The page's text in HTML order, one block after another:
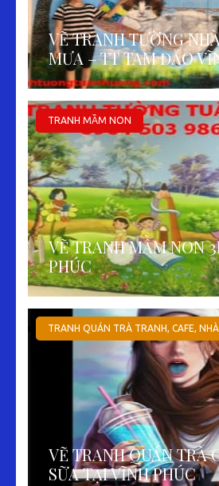
VẼ TRANH TƯỜNG
MƯA – TT TAM ĐẢO
TRANH MẦM NON
VẼ TRANH MẦM NON
PHÚC
TRANH QUÁN TRÀ TRANH, CAFE,
VẼ TRANH QUÁN TRÀ
SỮA TẠI VĨNH PHÚC